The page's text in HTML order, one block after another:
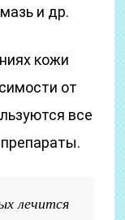
и др.
кожи
от
все
лечится